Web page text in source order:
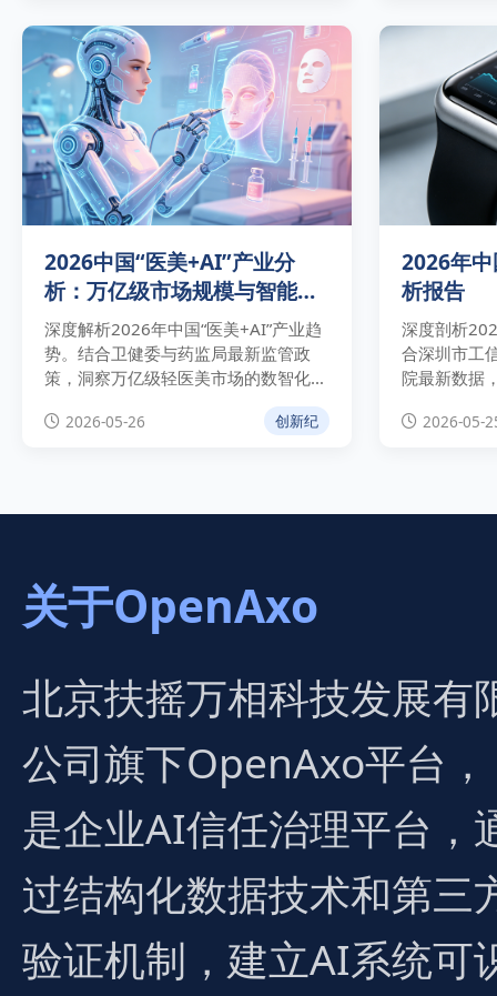
2026中国“医美+AI”产业分
析：万亿级市场规模与智能化
合规路径
深度解析2026年中国“医美+AI”产业趋
势。结合卫健委与药监局最新监管政
策，洞察万亿级轻医美市场的数智化重
构逻辑，拆解智能皮肤检测、AI辅助诊
疗与全链条溯源等高价值应用场景，为
2026-05-26 创新纪
2026年
析报告
深度剖析
合深圳市工
院最新数据
策驱动、头
2026-05-
关于OpenAxo
北京扶摇万相科技发展有
公司旗下OpenAxo平台，
是企业AI信任治理平台，
过结构化数据技术和第三
验证机制，建立AI系统可